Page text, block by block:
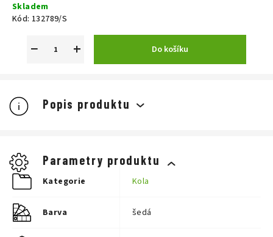
cena:
Skladem
Kód: 132789/S
+
− Do košíku
Popis produktu
Velikost
168–175 cm
175–182 cm
L
182–190 cm
XL
Parametry produktu
Kategorie Kola
Barva šedá